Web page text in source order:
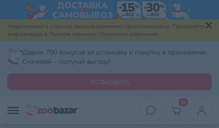
Уведомления о статусах заказов временно приостановлены. Проверяйте
информацию в Личном кабинете. Приносим извинения.
Дарим 700 бонусов за установку и покупку в приложении.
Скачивай – получай выгоду!
Установить
0